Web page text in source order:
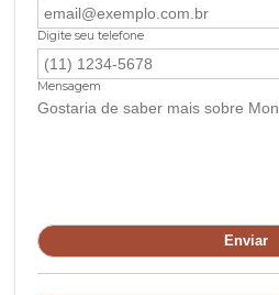
Digite seu telefone
Mensagem